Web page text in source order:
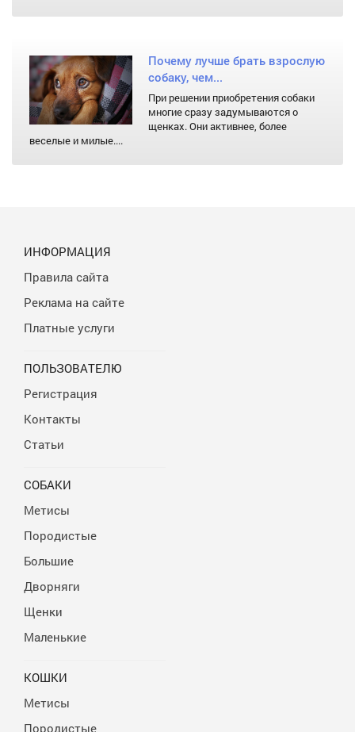
Почему лучше брать взрослую
собаку, чем...
При решении приобретения собаки
многие сразу задумываются о
щенках. Они активнее, более
веселые и милые....
ИНФОРМАЦИЯ
Правила сайта
Реклама на сайте
Платные услуги
ПОЛЬЗОВАТЕЛЮ
Регистрация
Контакты
Статьи
СОБАКИ
Метисы
Породистые
Большие
Дворняги
Щенки
Маленькие
КОШКИ
Метисы
Породистые